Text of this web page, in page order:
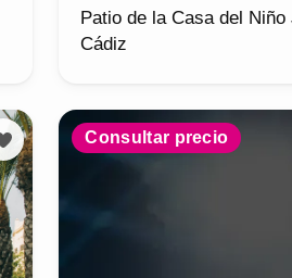
Patio de la Casa del Niño
Cádiz
Consultar precio